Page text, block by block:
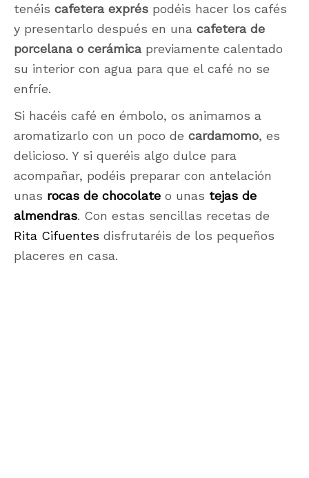
tenéis cafetera exprés podéis hacer los cafés
y presentarlo después en una cafetera de
porcelana o cerámicapreviamente calentado
su interior con agua para que el café no se
enfríe.
Si hacéis café en émbolo, os animamos a
aromatizarlo con un poco de cardamomo, es
delicioso. Y si queréis algo dulce para
acompañar, podéis preparar con antelación
unas rocas de chocolate o unas tejas de
almendras. Con estas sencillas recetas de
Rita Cifuentes disfrutaréis de los pequeños
placeres en casa.